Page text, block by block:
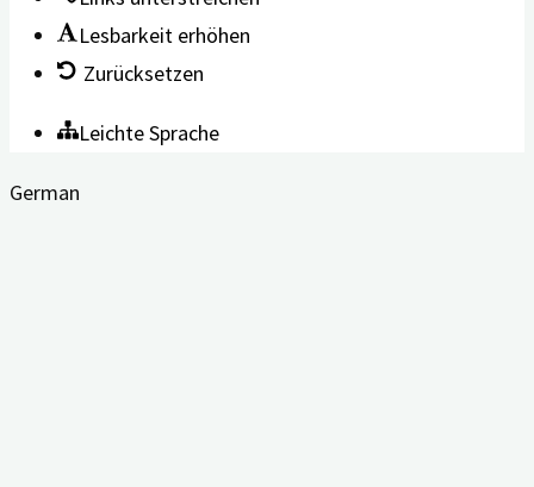
Lesbarkeit erhöhen
Zurücksetzen
Leichte Sprache
German